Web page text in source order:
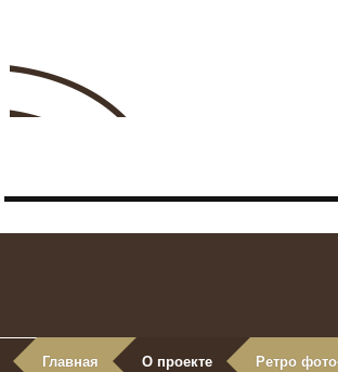
Главная О проекте Ретро